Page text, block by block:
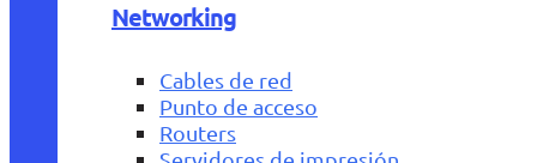
Networking
Cables de red
Punto de acceso
Routers